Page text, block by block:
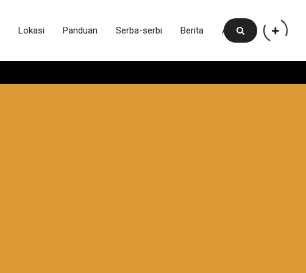
Lokasi Panduan Serba-serbi Berita Artikel